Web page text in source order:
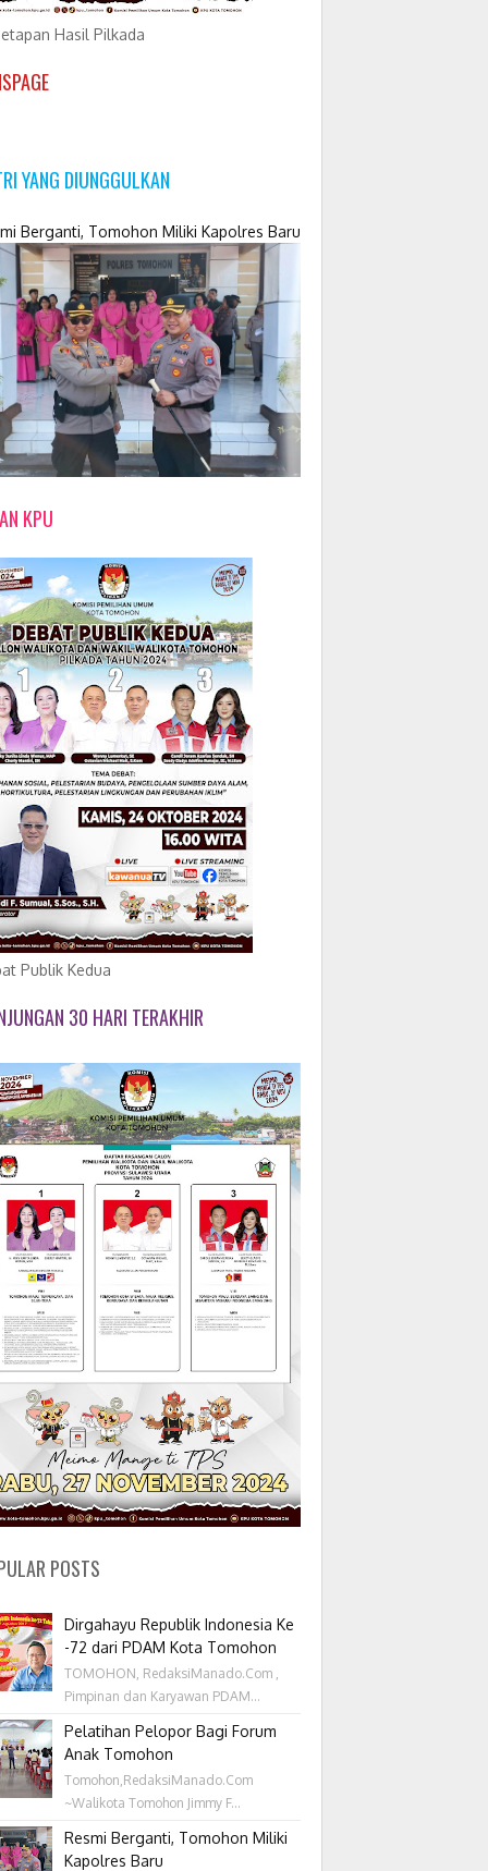
Hasil Pilkada
YANG DIUNGGULKAN
Berganti, Tomohon Miliki Kapolres Baru
KPU
Publik Kedua
30 HARI TERAKHIR
POSTS
Dirgahayu Republik Indonesia Ke
-72 dari PDAM Kota Tomohon
TOMOHON, RedaksiManado.Com ,
Pimpinan dan Karyawan PDAM...
Pelatihan Pelopor Bagi Forum
Anak Tomohon
Tomohon,RedaksiManado.Com
~Walikota Tomohon Jimmy F...
Resmi Berganti, Tomohon Miliki
Kapolres Baru